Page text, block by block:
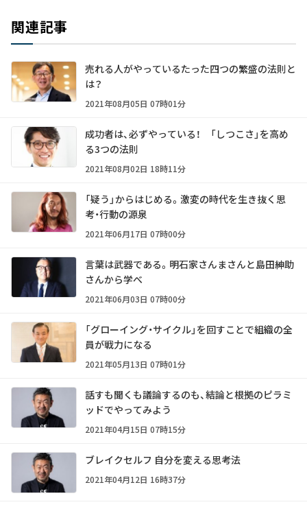
関連記事
売れる人がやっているたった四つの繁盛の法則と
は？
2021年08月05日 07時01分
成功者は、必ずやっている！ 「しつこさ」を高め
る3つの法則
2021年08月02日 18時11分
「疑う」からはじめる。激変の時代を生き抜く思
考・行動の源泉
2021年06月17日 07時00分
言葉は武器である。明石家さんまさんと島田紳助
さんから学べ
2021年06月03日 07時00分
「グローイング・サイクル」を回すことで組織の全
員が戦力になる
2021年05月13日 07時01分
話すも聞くも議論するのも、結論と根拠のピラミ
ッドでやってみよう
2021年04月15日 07時15分
ブレイクセルフ 自分を変える思考法
2021年04月12日 16時37分